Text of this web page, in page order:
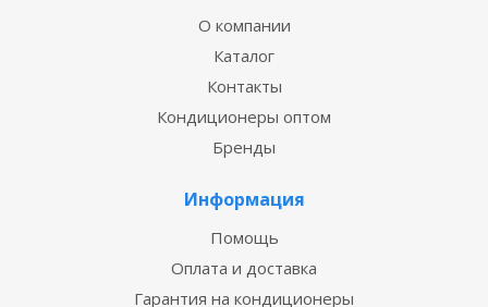
О компании
Каталог
Контакты
Кондиционеры оптом
Бренды
Информация
Помощь
Оплата и доставка
Гарантия на кондиционеры